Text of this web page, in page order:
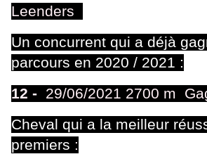
Leenders
Un concurrent qui a déjà
parcours en 2020 / 2021 :
12 - 29/06/2021 2700 m
Cheval qui a la meilleur
premiers :